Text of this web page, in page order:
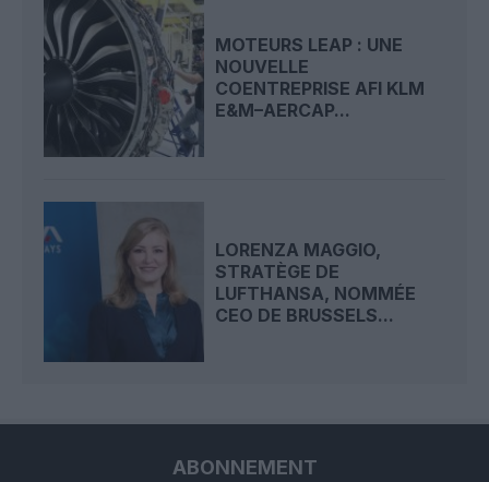
MOTEURS LEAP : UNE
NOUVELLE
COENTREPRISE AFI KLM
E&M–AERCAP...
LORENZA MAGGIO,
STRATÈGE DE
LUFTHANSA, NOMMÉE
CEO DE BRUSSELS...
ABONNEMENT